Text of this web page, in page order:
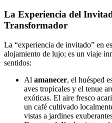
La Experiencia del
Transformador
La “experiencia de invitado” en
alojamiento de lujo; es un viaje
sentidos:
Al amanecer, el huésped
aves tropicales y el tenue
exóticas. El aire fresco
un café cultivado
vistas a jardines